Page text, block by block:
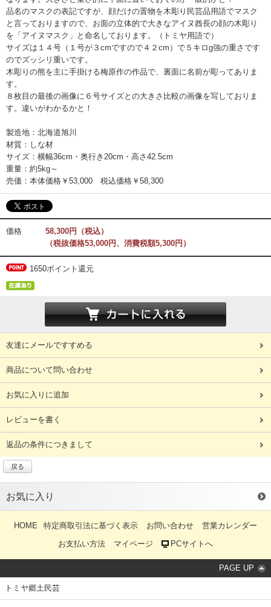
品名のマスクの表記ですが、顔だけの置物を木彫り民芸品用語でマスク
と言っておりますので、お面の立体的で大きなアイヌ酋長の顔の木彫り
を「アイヌマスク」と命名しております。（トミヤ用語で）
サイズは１４号（１号が３cmですので４２cm）で５キロg強の重さです
のでズッシリ重いです。
木彫りの熊を主に手掛ける梅原作の作品で、裏面に名前が彫ってありま
す。
８枚目の最後の画像に６号サイズとの大きさ比較の画像を写しておりま
す。違いがわかるかと！
製造地：北海道旭川
材質：しな材
サイズ：横幅36cm・奥行き20cm・高さ42.5cm
重量：約5kg～
売価：本体価格￥53,000 税込価格￥58,300
価格
58,300円（税込）
（税抜価格53,000円、消費税額5,300円）
1650ポイント還元
友達にメールですすめる
商品について問い合わせ
お気に入りに追加
レビューを書く
返品の条件につきまして
戻る
お気に入り
HOME 特定商取引法に基づく表示 お問い合わせ
営業カレンダー
お支払い方法
マイページ PCサイトへ
PAGE UP
トミヤ郷土民芸